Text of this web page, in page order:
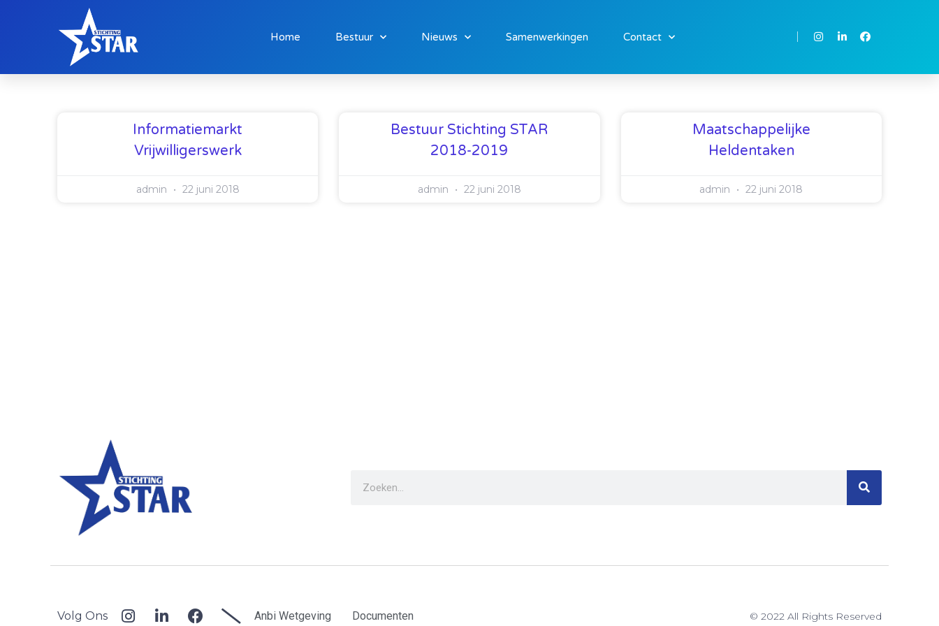
Home Bestuur Nieuws Samenwerkingen Contact
Informatiemarkt
Vrijwilligerswerk
admin 22 juni 2018
Bestuur Stichting STAR
2018-2019
admin 22 juni 2018
Maatschappelijke
Heldentaken
admin 22 juni 2018
Volg Ons Anbi Wetgeving Documenten © 2022 All Rights Reserved